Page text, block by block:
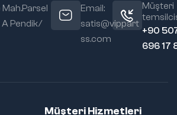
A Pendik/
Email:
satis@vippart
ss.com
Müşteri
+90
696 17
Müşteri Hizmetleri